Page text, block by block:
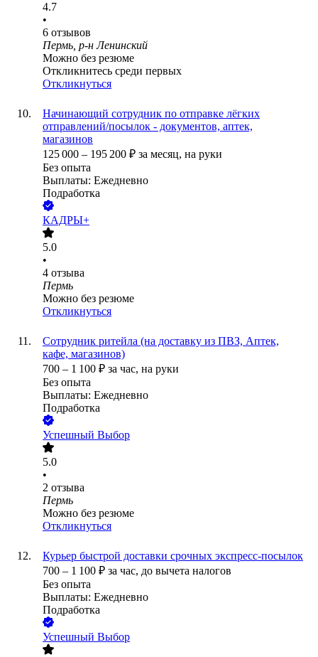
4.7
•
6 отзывов
Пермь, р-н Ленинский
Можно без резюме
Откликнитесь среди первых
Откликнуться
Начинающий сотрудник по отправке лёгких
отправлений/посылок - документов, аптек,
магазинов
125 000 – 195 200 ₽ за месяц, на руки
Без опыта
Выплаты: Ежедневно
Подработка
КАДРЫ+
5.0
•
4 отзыва
Пермь
Можно без резюме
Откликнуться
Сотрудник ритейла (на доставку из ПВЗ, Аптек,
кафе, магазинов)
700 – 1 100 ₽ за час, на руки
Без опыта
Выплаты: Ежедневно
Подработка
Успешный Выбор
5.0
•
2 отзыва
Пермь
Можно без резюме
Откликнуться
Курьер быстрой доставки срочных экспресс-посылок
700 – 1 100 ₽ за час, до вычета налогов
Без опыта
Выплаты: Ежедневно
Подработка
Успешный Выбор